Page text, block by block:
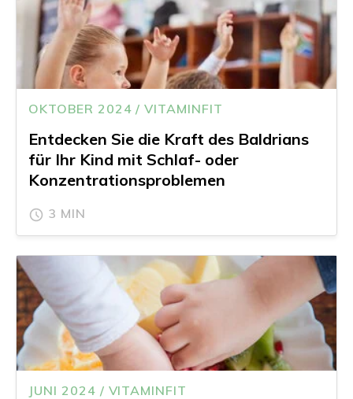
OKTOBER 2024 / VITAMINFIT
Entdecken Sie die Kraft des Baldrians
für Ihr Kind mit Schlaf- oder
Konzentrationsproblemen
3 MIN
JUNI 2024 / VITAMINFIT